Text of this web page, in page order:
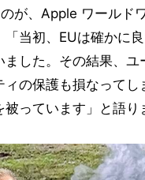
が、Apple ワールド
当初、EUは確かに
した。その結果、
の保護も損なって
っています」と語り